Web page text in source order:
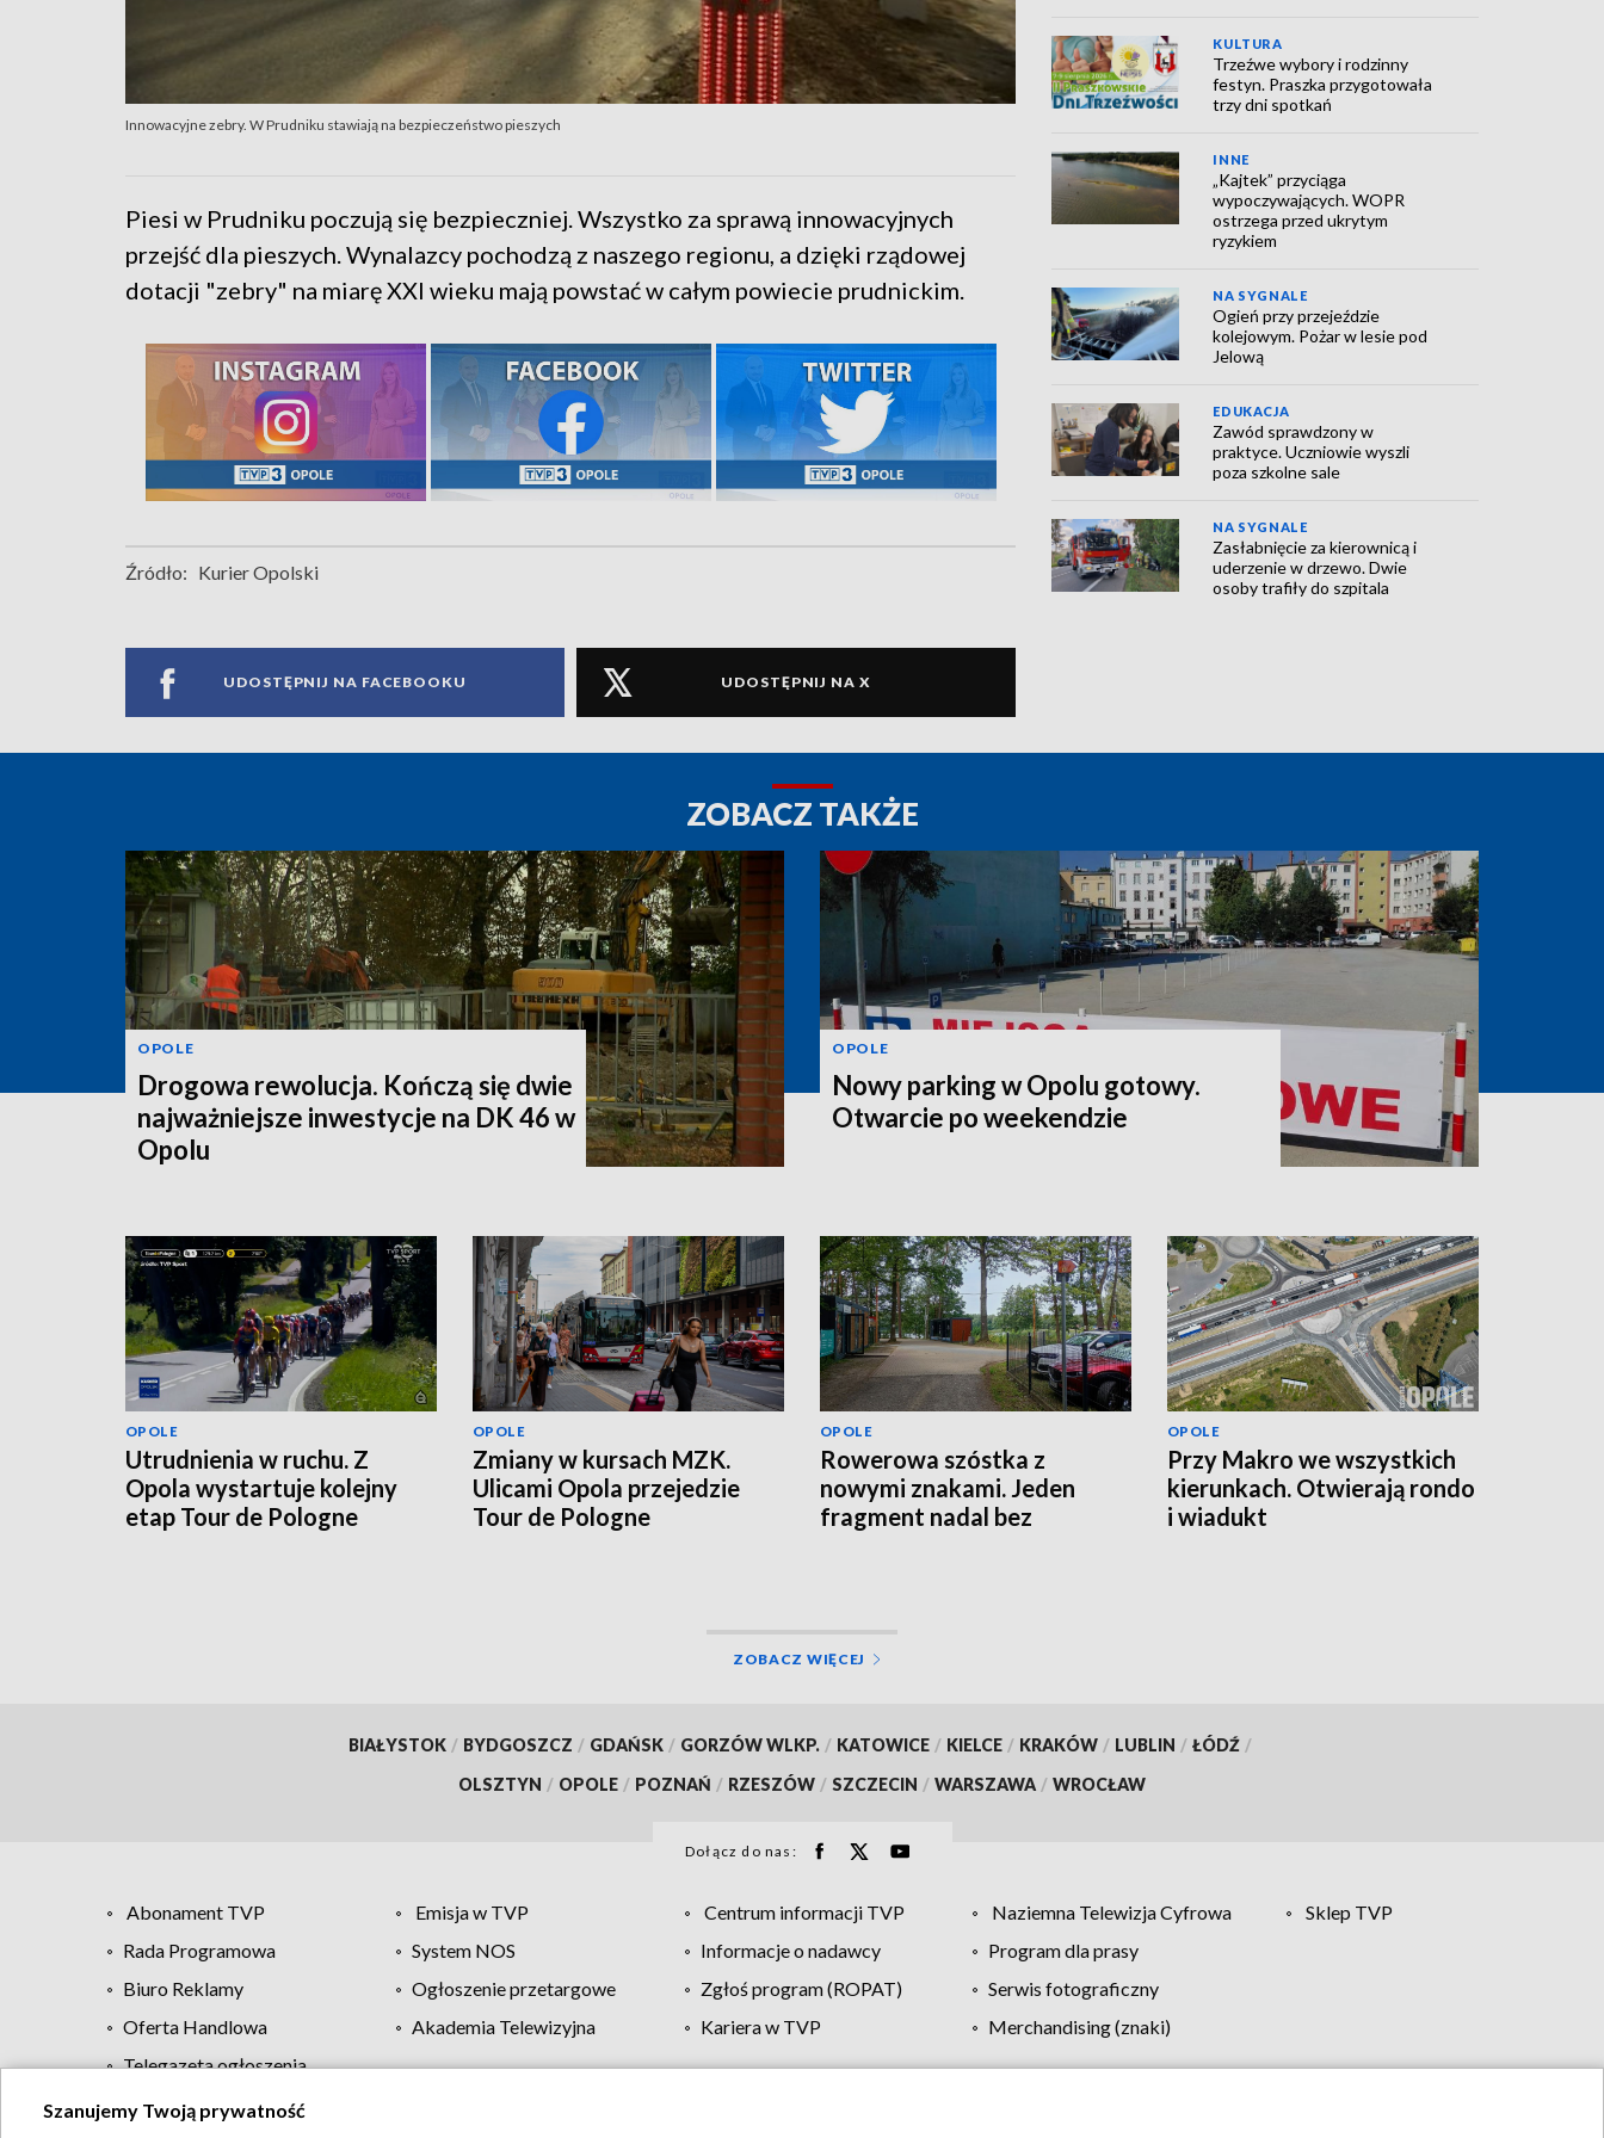
Innowacyjne zebry. W Prudniku stawiają na bezpieczeństwo pieszych
Piesi w Prudniku poczują się bezpieczniej. Wszystko za sprawą innowacyjnych
przejść dla pieszych. Wynalazcy pochodzą z naszego regionu, a dzięki rządowej
dotacji "zebry" na miarę XXI wieku mają powstać w całym powiecie prudnickim.
Źródło: Kurier Opolski
UDOSTĘPNIJ NA FACEBOOKU UDOSTĘPNIJ NA X
KULTURA
Trzeźwe wybory i rodzinny
festyn. Praszka przygotowała
trzy dni spotkań
INNE
„Kajtek” przyciąga
wypoczywających. WOPR
ostrzega przed ukrytym
ryzykiem
NA SYGNALE
Ogień przy przejeździe
kolejowym. Pożar w lesie pod
Jelową
EDUKACJA
Zawód sprawdzony w
praktyce. Uczniowie wyszli
poza szkolne sale
NA SYGNALE
Zasłabnięcie za kierownicą i
uderzenie w drzewo. Dwie
osoby trafiły do szpitala
ZOBACZ TAKŻE
OPOLE
Drogowa rewolucja. Kończą się dwie
najważniejsze inwestycje na DK 46 w
Opolu
OPOLE
Nowy parking w Opolu gotowy.
Otwarcie po weekendzie
OPOLE
Utrudnienia w ruchu. Z
Opola wystartuje kolejny
etap Tour de Pologne
OPOLE
Zmiany w kursach MZK.
Ulicami Opola przejedzie
Tour de Pologne
OPOLE
Rowerowa szóstka z
nowymi znakami. Jeden
fragment nadal bez
OPOLE
Przy Makro we wszystkich
kierunkach. Otwierają rondo
i wiadukt
ZOBACZ WIĘCEJ
BIAŁYSTOK / BYDGOSZCZ / GDAŃSK / GORZÓW WLKP. / KATOWICE / KIELCE / KRAKÓW / LUBLIN / ŁÓDŹ /
OLSZTYN / OPOLE / POZNAŃ / RZESZÓW / SZCZECIN / WARSZAWA / WROCŁAW
Dołącz do nas:
Abonament TVP Emisja w TVP Centrum informacji TVP Naziemna Telewizja Cyfrowa
Sklep TVP
Rada Programowa
System NOS Informacje o nadawcy
Program dla prasy
Biuro Reklamy
Ogłoszenie przetargowe Zgłoś program (ROPAT)
Serwis fotograficzny
Oferta Handlowa
Akademia Telewizyjna Kariera w TVP
Merchandising (znaki)
Telegazeta ogłoszenia
Szanujemy Twoją prywatność